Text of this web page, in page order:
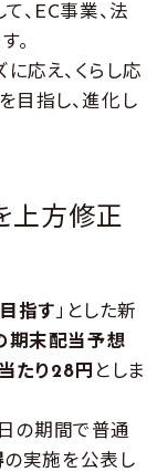
、EC事業、法
。
応え、くらし応
目指し、進化し
上方修正
指す」とした新
期末配当予想
たり28円 としま
の期間で普通
の実施を公表し